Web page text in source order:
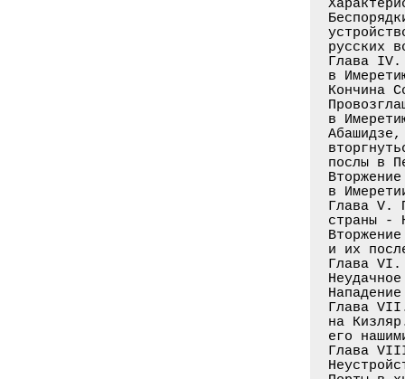
Глава IV.
в
Кончина
в
послы в
в
Глава V.
страны -
и их
Глава VI.
Глава
на
его
Глава